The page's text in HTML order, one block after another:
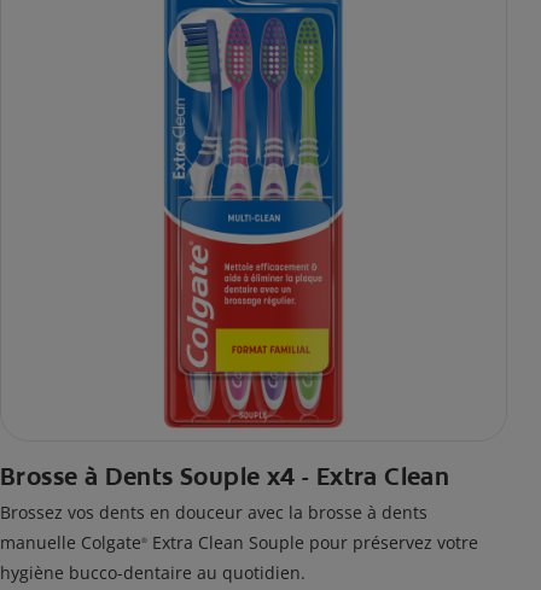
Brosse à Dents Souple x4 - Extra Clean
Brossez vos dents en douceur avec la brosse à dents
manuelle Colgate® Extra Clean Souple pour préservez votre
hygiène bucco-dentaire au quotidien.